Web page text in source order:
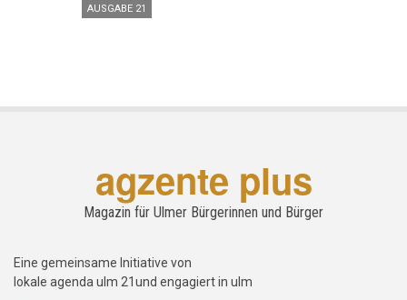
AUSGABE 21
agzente plus
Magazin für Ulmer Bürgerinnen und Bürger
Eine gemeinsame Initiative von
lokale agenda ulm 21und engagiert in ulm